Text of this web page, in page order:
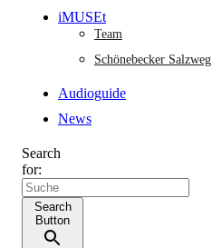
iMUSEt
Team
Schönebecker Salzweg
Audioguide
News
Search
for:
Search
Button